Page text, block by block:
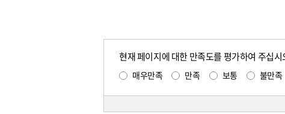
현재 페이지에 대한 만족도를 평가하여 주십시
매우만족 만족 보통 불만족